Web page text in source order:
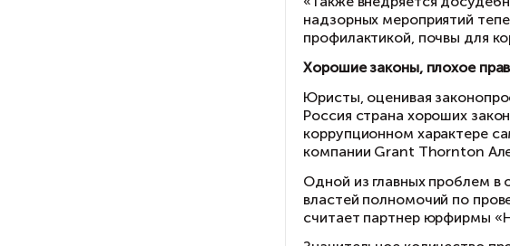
Сейчас
«выездного
Бизнес
извечная
документы,
Теперь, по